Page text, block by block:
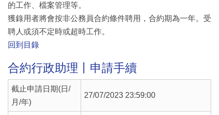
的工作、檔案管理等。
獲錄用者將會按非公務員合約條件聘用，合約期為一年。受
聘人或須不定時或超時工作。
回到目錄
合約行政助理丨申請手續
截止申請日期(日/
月/年)
27/07/2023 23:59:00